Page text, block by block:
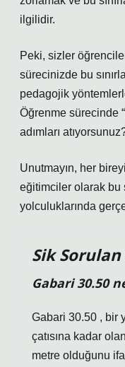
ilgilidir.
Peki, sizler
sürecinizde bu
pedagojik
Öğrenme sürecinde
adımları
Unutmayın, her
eğitimciler olarak bu
yolculuklarında
Sik
Gabari 30.50
Gabari 30.50 , bir
çatısına kadar
metre olduğunu